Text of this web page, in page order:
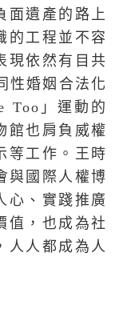
面遺產的路上
的工程並不容
現依然有目共
性婚姻合法化
Too 」運動的
館也肩負威權
等工作。王時
與國際人權博
心、實踐推廣
值，也成為社
人人都成為人